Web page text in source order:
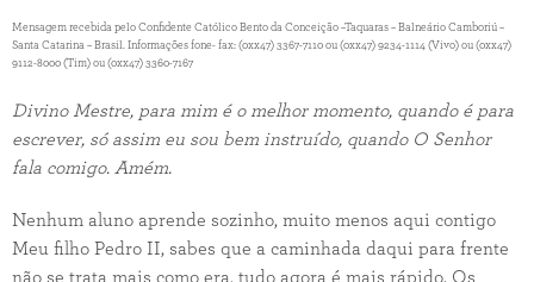
Mensagem recebida pelo Confidente Católico Bento da Conceição –Taquaras – Balneário Camboriú –
Santa Catarina – Brasil. Informações fone- fax: (0xx47) 3367-7110 ou (0xx47) 9234-1114 (Vivo) ou (0xx47)
9112-8000 (Tim) ou (0xx47) 3360-7167
Divino Mestre, para mim é o melhor momento, quando é para
escrever, só assim eu sou bem instruído, quando O Senhor
fala comigo. Amém.
Nenhum aluno aprende sozinho, muito menos aqui contigo
Meu filho Pedro II, sabes que a caminhada daqui para frente
não se trata mais como era, tudo agora é mais rápido. Os